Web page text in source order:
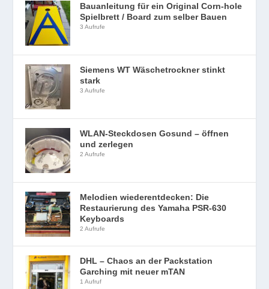
Bauanleitung für ein Original Corn-hole
Spielbrett / Board zum selber Bauen
3 Aufrufe
Siemens WT Wäschetrockner stinkt
stark
3 Aufrufe
WLAN-Steckdosen Gosund – öffnen
und zerlegen
2 Aufrufe
Melodien wiederentdecken: Die
Restaurierung des Yamaha PSR-630
Keyboards
2 Aufrufe
DHL – Chaos an der Packstation
Garching mit neuer mTAN
1 Aufruf